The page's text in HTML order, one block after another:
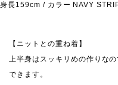
身長159cm / カラー NAVY
【ニットとの重ね着】
上半身はスッキリめの作りな
できます。